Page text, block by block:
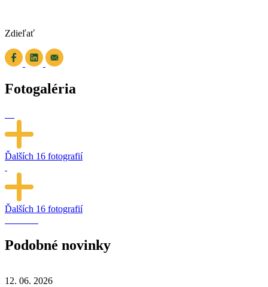
Zdieľať
Fotogaléria
Ďalších 16 fotografií
Ďalších 16 fotografií
Podobné novinky
12. 06. 2026